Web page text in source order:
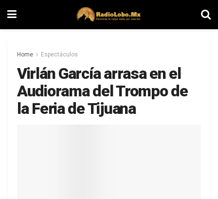
Home Espectáculos
Virlán García arrasa en el
Audiorama del Trompo de
la Feria de Tijuana